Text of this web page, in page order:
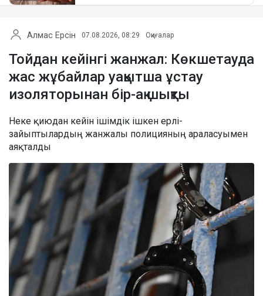
Алмас Ерсін 07.08.2026, 08:29 Оқиғалар
Тойдан кейінгі жанжал: Көкшетауда
жас жұбайлар уақытша ұстау
изоляторынан бір-ақ шықты
Неке қиюдан кейін ішімдік ішкен ерлі-
зайыптылардың жанжалы полицияның араласуымен
аяқталды